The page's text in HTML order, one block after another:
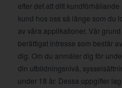
efter det att ditt
kund hos oss så länge som du
av våra applikationer. Vår
berättigat intresse som består
dig. Om du anmäler dig för
din utbildningsnivå,
under 18 år. Dessa uppgifter